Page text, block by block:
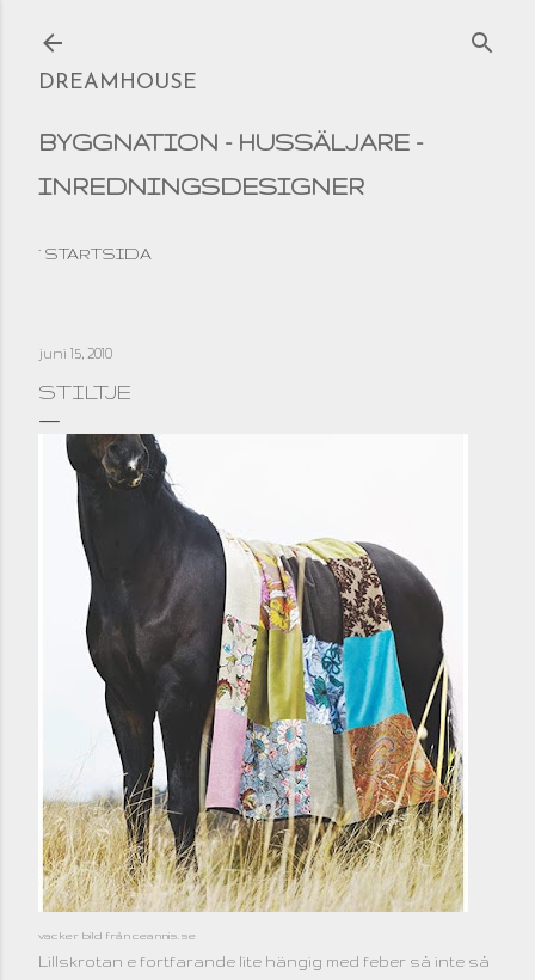
DREAMHOUSE
BYGGNATION - HUSSÄLJARE -
INREDNINGSDESIGNER
STARTSIDA
juni 15, 2010
STILTJE
vacker bild från ceannis.se
Lillskrotan e fortfarande lite hängig med feber så inte så